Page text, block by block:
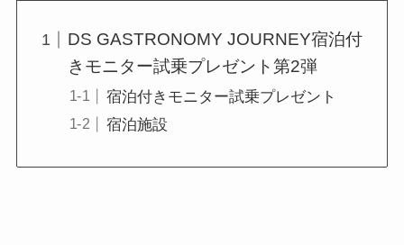
DS GASTRONOMY JOURNEY宿泊付
きモニター試乗プレゼント第2弾
宿泊付きモニター試乗プレゼント
宿泊施設